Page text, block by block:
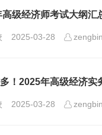
级经济师考试大纲汇
2025-03-28 zengbin
！2025年高级经济实
2025-03-28 zengbin